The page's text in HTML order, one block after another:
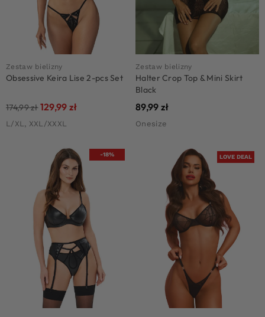
Zestaw bielizny
Obsessive Keira Lise 2-pcs Set
174,99zł129,99 zł
L/XL, XXL/XXXL
Zestaw bielizny
Halter Crop Top & Mini Skirt
Black
89,99 zł
Onesize
-18% LOVE DEAL